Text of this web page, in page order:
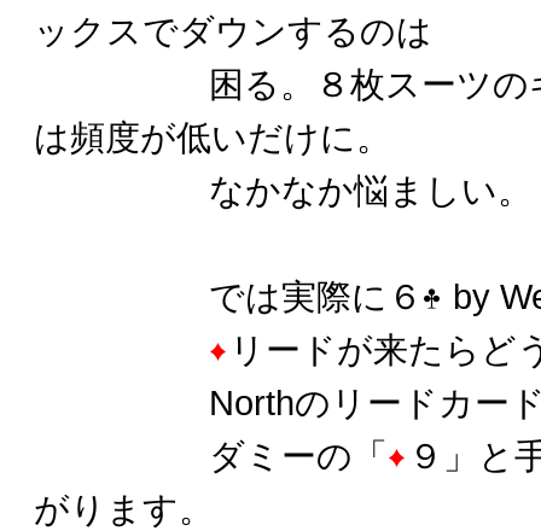
ックスでダウンするのは
困る。８枚スーツのギ
は頻度が低いだけに。
なかなか悩ましい。
では実際に６
by
リードが来たらど
Northのリードカード
ダミーの「
９」と
がります。